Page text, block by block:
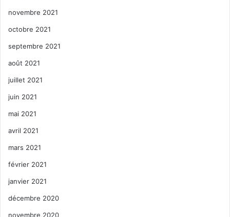
novembre 2021
octobre 2021
septembre 2021
août 2021
juillet 2021
juin 2021
mai 2021
avril 2021
mars 2021
février 2021
janvier 2021
décembre 2020
novembre 2020